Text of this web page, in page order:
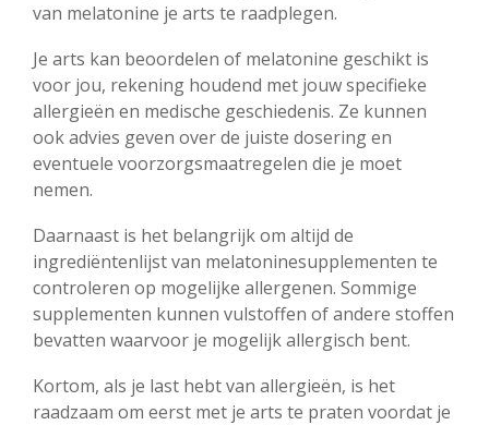
van melatonine je arts te raadplegen.
Je arts kan beoordelen of melatonine geschikt is
voor jou, rekening houdend met jouw specifieke
allergieën en medische geschiedenis. Ze kunnen
ook advies geven over de juiste dosering en
eventuele voorzorgsmaatregelen die je moet
nemen.
Daarnaast is het belangrijk om altijd de
ingrediëntenlijst van melatoninesupplementen te
controleren op mogelijke allergenen. Sommige
supplementen kunnen vulstoffen of andere stoffen
bevatten waarvoor je mogelijk allergisch bent.
Kortom, als je last hebt van allergieën, is het
raadzaam om eerst met je arts te praten voordat je